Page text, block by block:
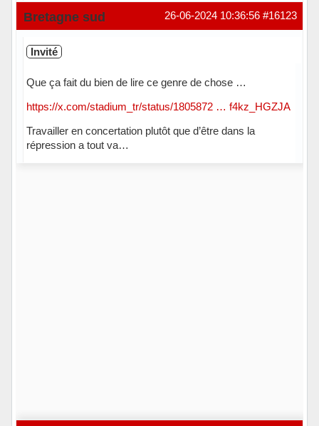
Hors ligne #16123
26-06-2024 10:36:56
Bretagne sud
Invité
Que ça fait du bien de lire ce genre de chose …
https://x.com/stadium_tr/status/1805872 … f4kz_HGZJA
Travailler en concertation plutôt que d’être dans la
répression a tout va…